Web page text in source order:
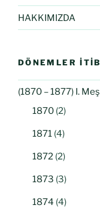
HAKKIMIZDA
DÖNEMLER
(1870 – 1877) I.
1870 (2)
1871 (4)
1872 (2)
1873 (3)
1874 (4)